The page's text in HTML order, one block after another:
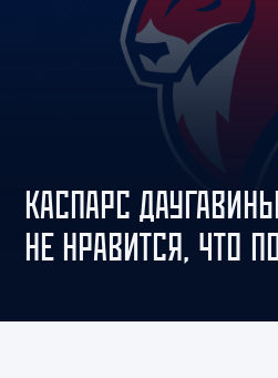
КАСПАРС
НЕ НРАВИТСЯ, ЧТО